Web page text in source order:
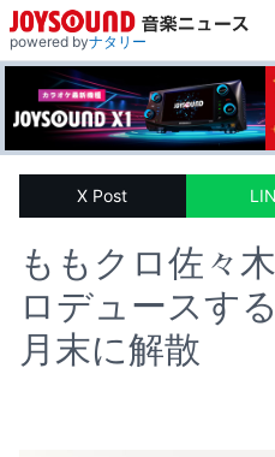
powered byナタリー
X Post
ももクロ佐々
ロデュースす
月末に解散